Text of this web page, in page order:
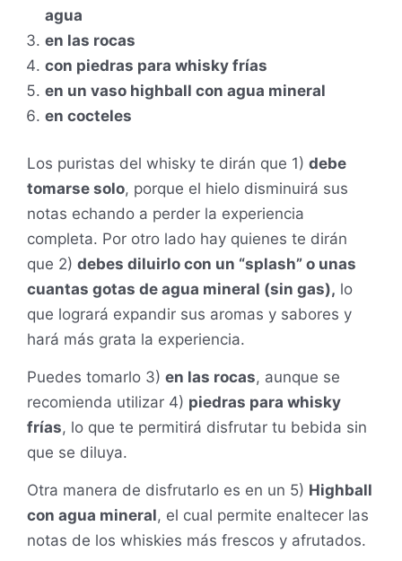
agua
en las rocas
con piedras para whisky frías
en un vaso highball con agua mineral
en cocteles
Los puristas del whisky te dirán que 1) debe
tomarse solo, porque el hielo disminuirá sus
notas echando a perder la experiencia
completa. Por otro lado hay quienes te dirán
que 2) debes diluirlo con un “splash” o unas
cuantas gotas de agua mineral (sin gas), lo
que logrará expandir sus aromas y sabores y
hará más grata la experiencia.
Puedes tomarlo 3) en las rocas, aunque se
recomienda utilizar 4) piedras para whisky
frías, lo que te permitirá disfrutar tu bebida sin
que se diluya.
Otra manera de disfrutarlo es en un 5) Highball
con agua mineral, el cual permite enaltecer las
notas de los whiskies más frescos y afrutados.